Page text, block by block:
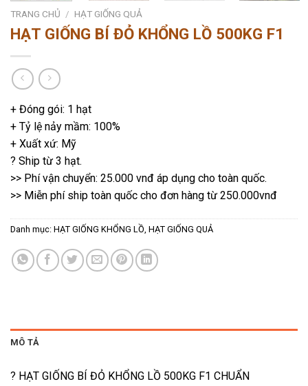
TRANG CHỦ / HẠT GIỐNG QUẢ
HẠT GIỐNG BÍ ĐỎ KHỔNG LỒ 500KG F1
+ Đóng gói: 1 hạt
+ Tỷ lệ nảy mầm: 100%
+ Xuất xứ: Mỹ
? Ship từ 3 hạt.
>> Phí vận chuyển: 25.000 vnđ áp dụng cho toàn quốc.
>> Miễn phí ship toàn quốc cho đơn hàng từ 250.000vnđ
Danh mục: HẠT GIỐNG KHỔNG LỒ, HẠT GIỐNG QUẢ
MÔ TẢ
? HẠT GIỐNG BÍ ĐỎ KHỔNG LỒ 500KG F1 CHUẨN